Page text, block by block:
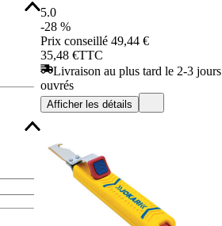
5.0
-28 %
Prix conseillé 49,44 €
35,48 €TTC
Livraison au plus tard le 2-3 jours
ouvrés
Afficher les détails